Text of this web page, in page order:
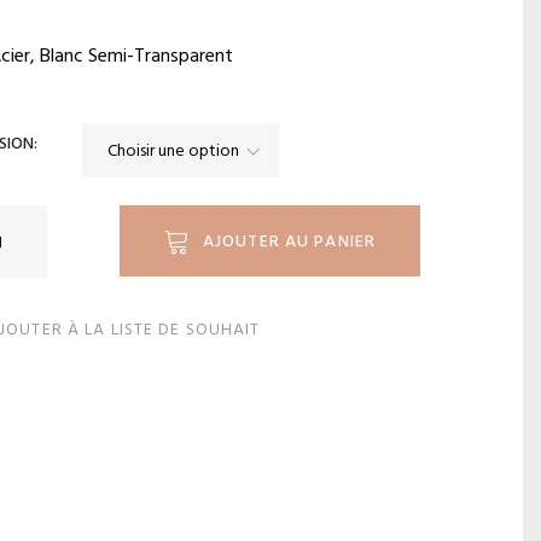
Blanc Semi-Transparent
AJOUTER AU PANIER
À LA LISTE DE SOUHAIT